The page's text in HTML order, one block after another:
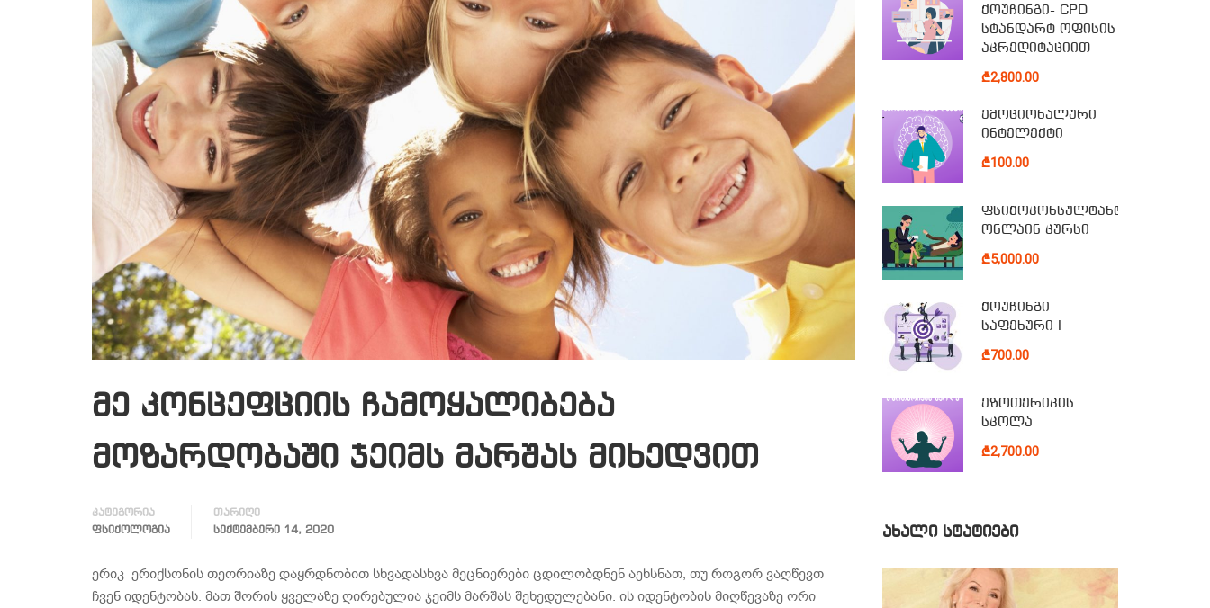
მე კონცეფციის ჩამოყალიბება
მოზარდობაში ჯეიმს მარშას მიხედვით
კატეგორია
ᲤᲡᲘᲥᲝᲚᲝᲒᲘᲐ
თარიღი
ᲡᲔᲥᲢᲔᲛᲑᲔᲠᲘ 14, 2020
ერიკ ერიქსონის თეორიაზე დაყრდნობით სხვადასხვა მეცნიერები ცდილობდნენ აეხსნათ, თუ როგორ ვაღწევთ
ჩვენ იდენტობას. მათ შორის ყველაზე ღირებულია ჯეიმს მარშას შეხედულებანი. ის იდენტობის მიღწევაზე ორი
ქოუჩინგი- CPD
სტანდარტ ოფისის
აკრედიტაციით
₾2,800.00
ემოციონალური
ინტელექტი
₾100.00
ფსიქოკონსულტანტის
ონლაინ კურსი
₾5,000.00
ქოუჩინგი-
საფეხური I
₾700.00
ეზოთერიკის
სკოლა
₾2,700.00
ᲐᲮᲐᲚᲘ ᲡᲢᲐᲢᲘᲔᲑᲘ